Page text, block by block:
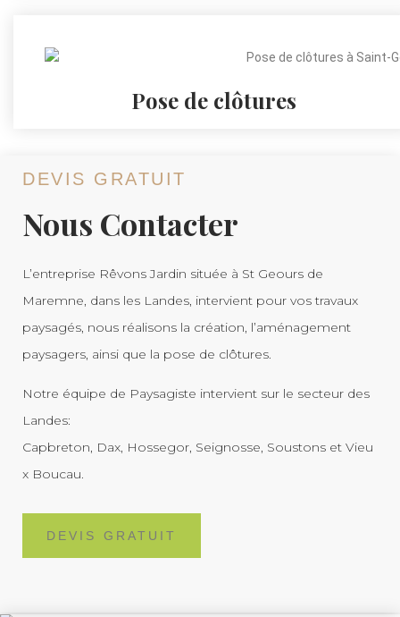
Pose de clôtures
DEVIS GRATUIT
Nous Contacter
L’entreprise Rêvons Jardin située à St Geours de
Maremne, dans les Landes, intervient pour vos travaux
paysagés, nous réalisons la création, l’aménagement
paysagers, ainsi que la pose de clôtures.
Notre équipe de Paysagiste intervient sur le secteur des
Landes:
Capbreton, Dax, Hossegor, Seignosse, Soustons et Vieu
x Boucau.
DEVIS GRATUIT